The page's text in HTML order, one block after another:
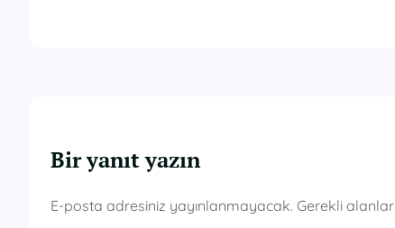
Bir yanıt yazın
E-posta adresiniz yayınlanmayacak. Gerekli alanlar